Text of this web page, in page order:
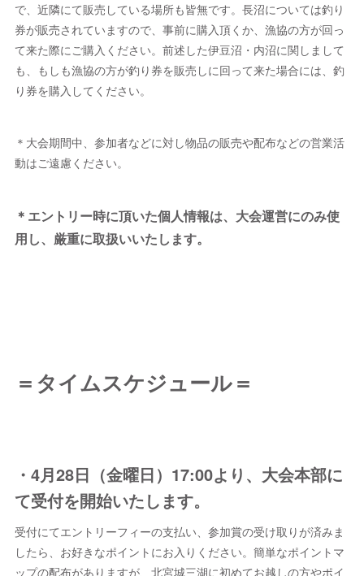
で、近隣にて販売している場所も皆無です。長沼については釣り
券が販売されていますので、事前に購入頂くか、漁協の方が回っ
て来た際にご購入ください。前述した伊豆沼・内沼に関しまして
も、もしも漁協の方が釣り券を販売しに回って来た場合には、釣
り券を購入してください。
＊大会期間中、参加者などに対し物品の販売や配布などの営業活
動はご遠慮ください。
＊エントリー時に頂いた個人情報は、大会運営にのみ使
用し、厳重に取扱いいたします。
＝タイムスケジュール＝
・4月28日（金曜日）17:00より、大会本部に
て受付を開始いたします。
受付にてエントリーフィーの支払い、参加賞の受け取りが済みま
したら、お好きなポイントにお入りください。簡単なポイントマ
ップの配布がありますが、北宮城三湖に初めてお越しの方やポイ